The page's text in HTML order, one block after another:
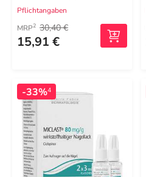
Pflichtangaben
MRP2 30,40 €
15,91 €
-33%4